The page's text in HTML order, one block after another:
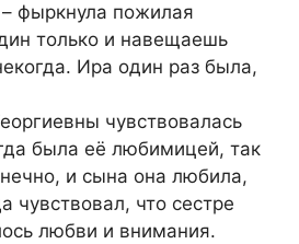
фыркнула пожилая
только и навещаешь
Ира один раз была,
чувствовалась
была её любимицей, так
и сына она любила,
чувствовал, что сестре
любви и внимания.